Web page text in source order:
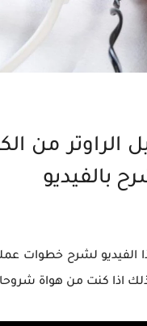
الراوتر من
بالفيديو
لشرح خطوات
اذا كنت من هواة